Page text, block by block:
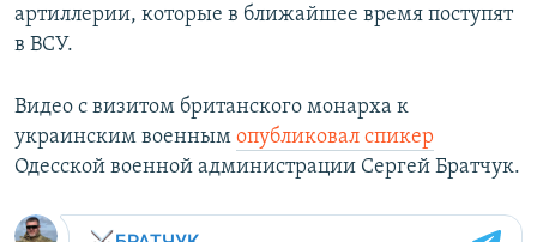
артиллерии, которые в ближайшее время поступят
в ВСУ.
Видео с визитом британского монарха к
украинским военным опубликовал спикер
Одесской военной администрации Сергей Братчук.